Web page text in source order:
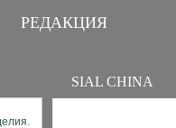
РЕДАКЦИЯ
SIAL CHINA